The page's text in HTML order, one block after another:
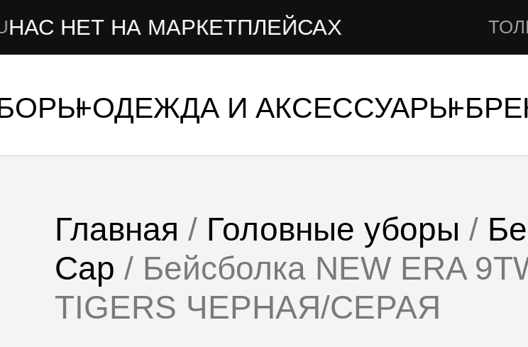
ТОЛЬКО НА
НА МАРКЕТПЛЕЙСАХ
ОДЕЖДА И АКСЕССУАРЫ
Главная / Головные уборы /
Cap / Бейсболка NEW ERA
TIGERS ЧЕРНАЯ/СЕРАЯ